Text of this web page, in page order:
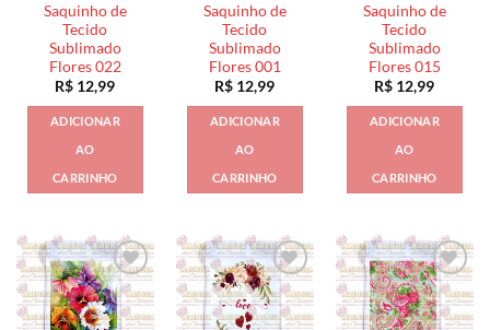
Saquinho de
Tecido
Sublimado
Flores 022
R$ 12,99
ADICIONAR
AO
CARRINHO
Saquinho de
Tecido
Sublimado
Flores 001
R$ 12,99
ADICIONAR
AO
CARRINHO
Saquinho de
Tecido
Sublimado
Flores 015
R$ 12,99
ADICIONAR
AO
CARRINHO